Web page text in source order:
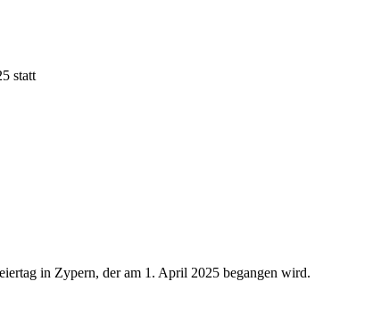
statt
in Zypern, der am 1. April 2025 begangen wird.